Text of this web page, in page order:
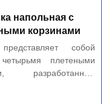
напольная с
корзинами
собой
плетеными
разработанную